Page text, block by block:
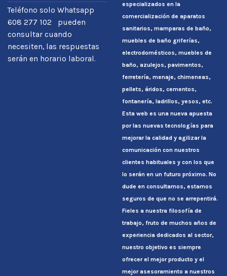
Teléfono solo Whatsapp
608 277 102 pueden
consultar cuando
necesiten, las respuestas
serán en horario laboral.
especializados en la
comercialización de aparatos
sanitarios, mamparas de baño,
muebles de baño griferías,
electrodomésticos, muebles de
baño, azulejos, pavimentos,
ferretería, menaje, chimeneas,
pellets, áridos, cementos,
fontanería, ladrillos, yesos, etc.
Esta web es una nueva apuesta
por las nuevas tecnologías para
mejorar la calidad y agilizar la
comunicación con nuestros
clientes habituales y con los que
lo serán en un futuro próximo. No
dude en consultarnos, estamos
seguros de que no se arrepentirá.
Fieles a nuestra filosofía de
trabajo, fruto de muchos años de
experiencia dedicados al sector,
nuestro objetivo es siempre
ofrecer el mejor producto y el
mejor asesoramiento a nuestros